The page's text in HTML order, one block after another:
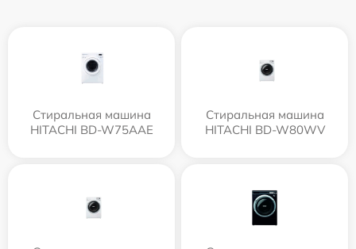
Стиральная машина
HITACHI BD-W75AAE
Стиральная машина
HITACHI BD-W80WV